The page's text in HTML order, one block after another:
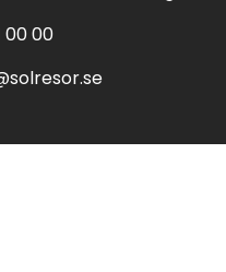
00 00